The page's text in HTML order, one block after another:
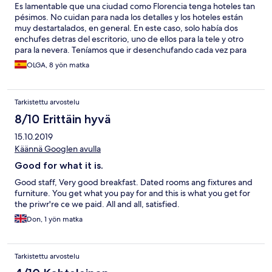
Es lamentable que una ciudad como Florencia tenga hoteles tan
pésimos. No cuidan para nada los detalles y los hoteles están
muy destartalados, en general. En este caso, solo había dos
enchufes detras del escritorio, uno de ellos para la tele y otro
para la nevera. Teníamos que ir desenchufando cada vez para
poder cargar el movil o conectar el ordenador portatil. Además
dichos enchufes sin embellecedor y dados de sí. No me quedé
A la habitación le hacía falta una manita de pintura. El desagüe
de la ducha estaba en el centro del baño ( no existía plato de
ducha ) pero la sorpresa fué grata porque no se nos inundó el
baño en ninguna ocasión. Los aspectos positivos son la buena
ubicación del hotel, a l lado del tranvía T2 ( pasa uno cada 2-3
minutos y hay un supermercado muy barato y enorme en la
OLGA, 8 yön matka
Tarkistettu arvostelu
8/10 Erittäin hyvä
15.10.2019
Käännä Googlen avulla
Good for what it is.
Good staff, Very good breakfast. Dated rooms ang fixtures and
furniture. You get what you pay for and this is what you get for
the priwr're ce we paid. All and all, satisfied.
Don, 1 yön matka
Tarkistettu arvostelu